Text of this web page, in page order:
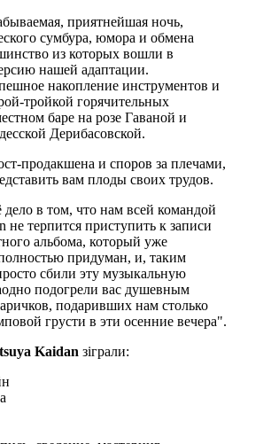
приятнейшая ночь,
сумбура, юмора и обмена
из которых вошли в
нашей адаптации.
накопление инструментов и
тройкой горячительных
баре на розе Гаваной и
Дерибасовской.
продакшена и споров за плечами,
вам плоды своих трудов.
дело в том, что нам всей командой
не терпится приступить к записи
альбома, который уже
придуман, и, таким
сбили эту музыкальную
подогрели вас душевным
подаривших нам столько
грусти в эти осенние вечера".
Kaidan зіграли: